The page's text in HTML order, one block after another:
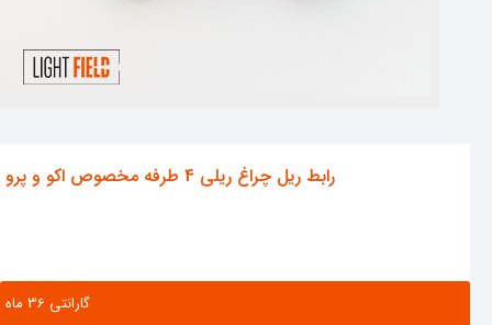
رابط ریل چراغ ریلی 4 طرفه مخصوص اکو و پرو
گارانتی ‌36 ماه